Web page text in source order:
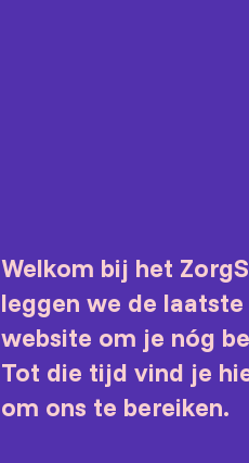
Welkom bij het
leggen we de
website om je nóg
Tot die tijd vind je
om ons te bereiken.